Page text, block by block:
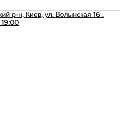
р-н, Киев, ул. Волынская 16 .